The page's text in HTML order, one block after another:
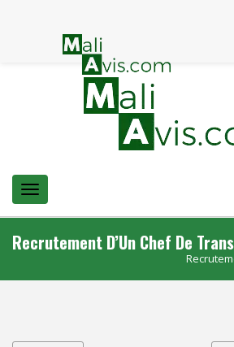
Menu
Recrutement D’Un Chef De